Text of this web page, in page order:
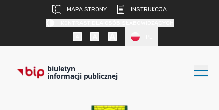
MAPA STRONY
INSTRUKCJA
biuletyn
informacji publicznej